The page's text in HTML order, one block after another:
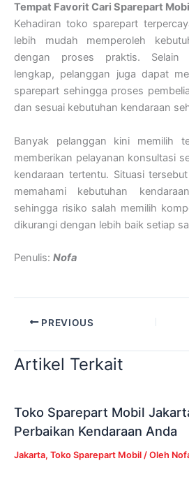
Tempat Favorit Cari Sparepart
Kehadiran toko sparepart
lebih mudah memperoleh
dengan proses praktis. Selain
lengkap, pelanggan juga dapat
sparepart sehingga proses
dan sesuai kebutuhan kendaraan
Banyak pelanggan kini memilih
memberikan pelayanan konsultasi
kendaraan tertentu. Situasi
memahami kebutuhan
sehingga risiko salah memilih
dikurangi dengan lebih baik setiap
Penulis: Nofa
PREVIOUS
Artikel Terkait
Toko Sparepart Mobil
Perbaikan Kendaraan Anda
Jakarta, Toko Sparepart Mobil / Oleh